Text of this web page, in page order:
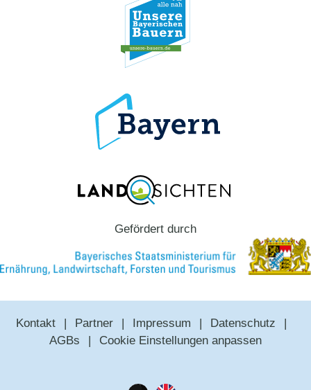
Gefördert durch
Kontakt Partner Impressum
Datenschutz
AGBs
Cookie Einstellungen anpassen